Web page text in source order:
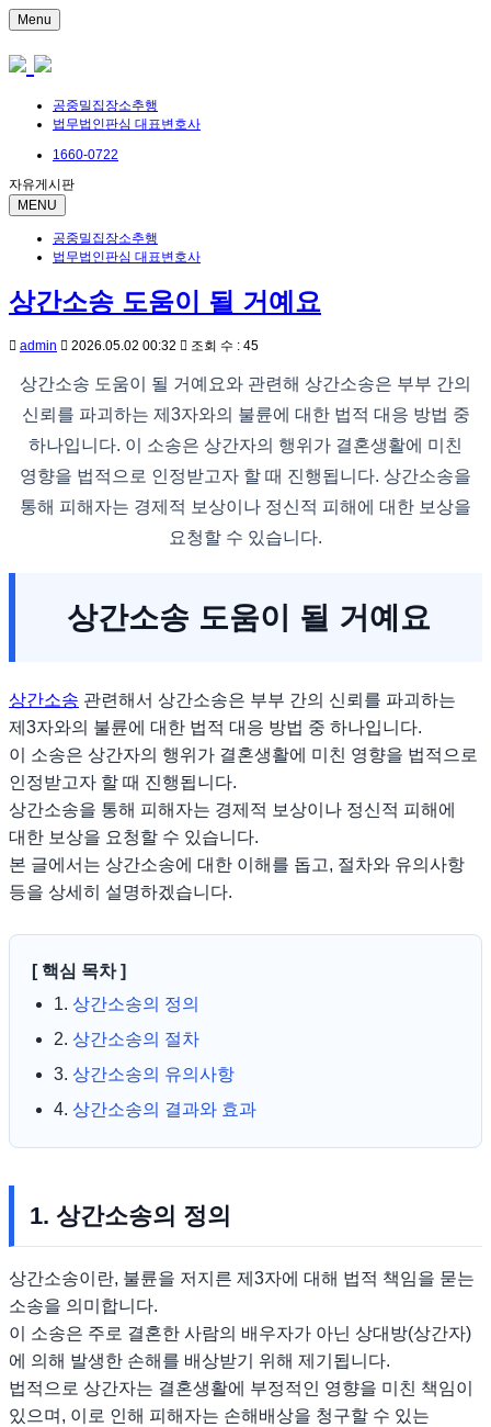
Menu
공중밀집장소추행
법무법인판심 대표변호사
1660-0722
자유게시판
MENU
공중밀집장소추행
법무법인판심 대표변호사
상간소송 도움이 될 거예요
admin 2026.05.02 00:32 조회 수 : 45
상간소송 도움이 될 거예요와 관련해 상간소송은 부부 간의
신뢰를 파괴하는 제3자와의 불륜에 대한 법적 대응 방법 중
하나입니다. 이 소송은 상간자의 행위가 결혼생활에 미친
영향을 법적으로 인정받고자 할 때 진행됩니다. 상간소송을
통해 피해자는 경제적 보상이나 정신적 피해에 대한 보상을
요청할 수 있습니다.
상간소송 도움이 될 거예요
상간소송 관련해서 상간소송은 부부 간의 신뢰를 파괴하는
제3자와의 불륜에 대한 법적 대응 방법 중 하나입니다.
이 소송은 상간자의 행위가 결혼생활에 미친 영향을 법적으로
인정받고자 할 때 진행됩니다.
상간소송을 통해 피해자는 경제적 보상이나 정신적 피해에
대한 보상을 요청할 수 있습니다.
본 글에서는 상간소송에 대한 이해를 돕고, 절차와 유의사항
등을 상세히 설명하겠습니다.
[ 핵심 목차 ]
1. 상간소송의 정의
2. 상간소송의 절차
3. 상간소송의 유의사항
4. 상간소송의 결과와 효과
1. 상간소송의 정의
상간소송이란, 불륜을 저지른 제3자에 대해 법적 책임을 묻는
소송을 의미합니다.
이 소송은 주로 결혼한 사람의 배우자가 아닌 상대방(상간자)
에 의해 발생한 손해를 배상받기 위해 제기됩니다.
법적으로 상간자는 결혼생활에 부정적인 영향을 미친 책임이
있으며, 이로 인해 피해자는 손해배상을 청구할 수 있는